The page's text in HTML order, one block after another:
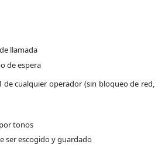
llamada
de espera
de cualquier operador (sin bloqueo de red,
tonos
ser escogido y guardado